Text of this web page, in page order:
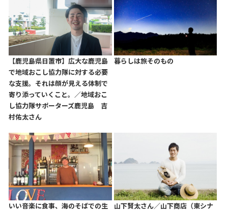
【鹿児島県日置市】広大な鹿児島
で地域おこし協力隊に対する必要
な支援。それは顔が見える体制で
寄り添っていくこと。／地域おこ
し協力隊サポーターズ鹿児島 吉
村佑太さん
暮らしは旅そのもの
いい音楽に食事、海のそばでの生
山下賢太さん／山下商店（東シナ